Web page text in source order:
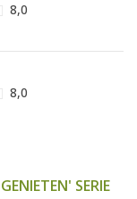
8,0
8,0
SERIE